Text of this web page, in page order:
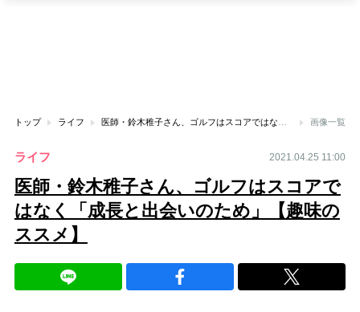
トップ ライフ 画像一覧
ライフ 2021.04.25 11:00
医師・鈴木稚子さん、ゴルフはスコアで
はなく「成長と出会いのため」【趣味の
ススメ】